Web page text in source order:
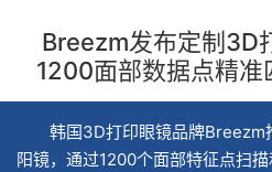
Breezm发布定制3D
1200面部数据点精准
韩国3D打印眼镜品牌
阳镜，通过1200个面部特征点扫